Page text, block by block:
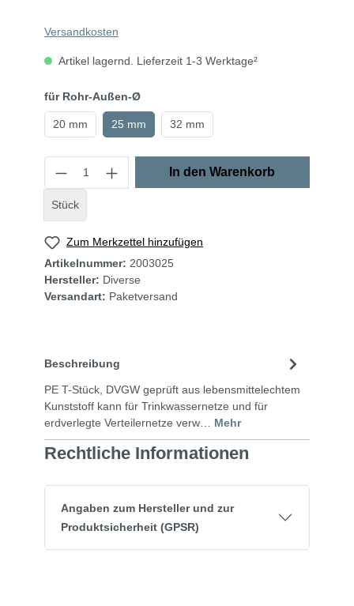
Versandkosten
Artikel lagernd. Lieferzeit 1-3 Werktage²
für Rohr-Außen-Ø
20 mm 25 mm 32 mm
Stück
In den Warenkorb
Zum Merkzettel hinzufügen
Artikelnummer: 2003025
Hersteller: Diverse
Versandart: Paketversand
Beschreibung
PE T-Stück, DVGW geprüft aus lebensmittelechtem
Kunststoff kann für Trinkwassernetze und für
erdverlegte Verteilernetze verw… Mehr
Rechtliche Informationen
Angaben zum Hersteller und zur
Produktsicherheit (GPSR)